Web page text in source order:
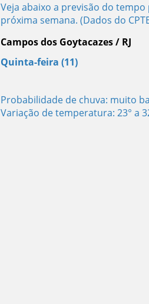
Veja abaixo a previsão do tempo
próxima semana. (Dados do
Campos dos Goytacazes / RJ
Quinta-feira (11)
Probabilidade de chuva: muito
Variação de temperatura: 23° a